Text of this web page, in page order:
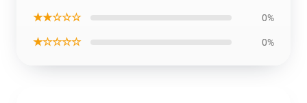
★★☆☆☆ 0%
★☆☆☆☆ 0%